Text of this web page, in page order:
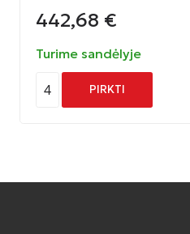
442,68 €
Turime sandėlyje
4 PIRKTI